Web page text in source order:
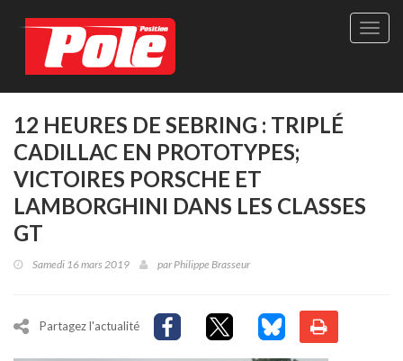
Site
12 HEURES DE SEBRING : TRIPLÉ
CADILLAC EN PROTOTYPES;
VICTOIRES PORSCHE ET
LAMBORGHINI DANS LES CLASSES
GT
Samedi 16 mars 2019 parPhilippe Brasseur
Partagez l'actualité